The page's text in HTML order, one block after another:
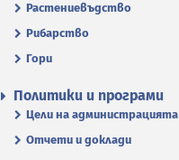
Растениевъдство
Рибарство
Гори
Политики и програми
Цели на администрацията
Отчети и доклади